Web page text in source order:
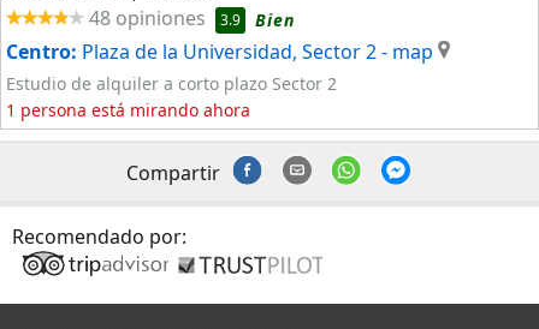
48 opiniones 3.9 Bien
Centro: Plaza de la Universidad, Sector 2- map
Estudio de alquiler a corto plazo Sector 2
1 persona está mirando ahora
Compartir
Recomendado por: